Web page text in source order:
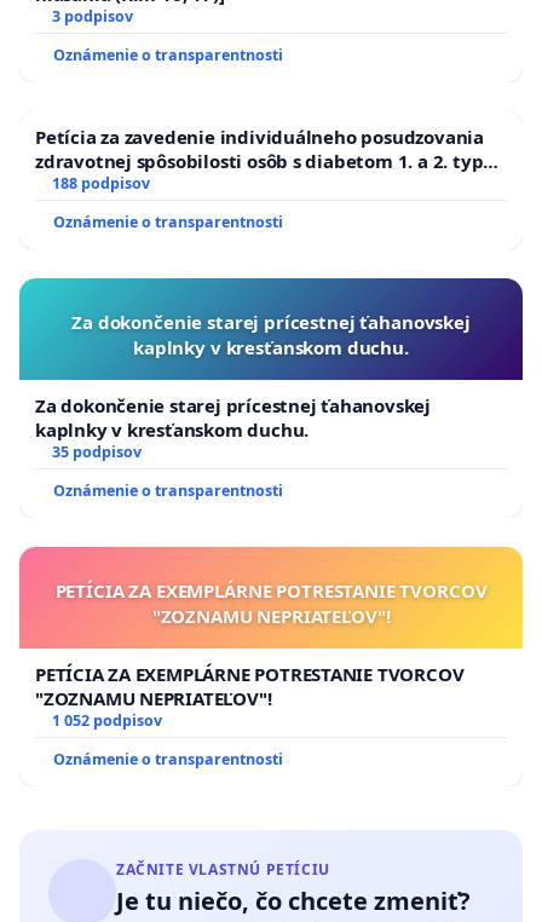
3 podpisov
Oznámenie o transparentnosti
Petícia za zavedenie individuálneho posudzovania
zdravotnej spôsobilosti osôb s diabetom 1. a 2. typu
pri prijímaní do Policajného zboru SR
188 podpisov
Oznámenie o transparentnosti
Za dokončenie starej prícestnej ťahanovskej
kaplnky v kresťanskom duchu.
Za dokončenie starej prícestnej ťahanovskej
kaplnky v kresťanskom duchu.
35 podpisov
Oznámenie o transparentnosti
PETÍCIA ZA EXEMPLÁRNE POTRESTANIE TVORCOV
"ZOZNAMU NEPRIATEĽOV"!
PETÍCIA ZA EXEMPLÁRNE POTRESTANIE TVORCOV
"ZOZNAMU NEPRIATEĽOV"!
1 052 podpisov
Oznámenie o transparentnosti
ZAČNITE VLASTNÚ PETÍCIU
Je tu niečo, čo chcete zmeniť?